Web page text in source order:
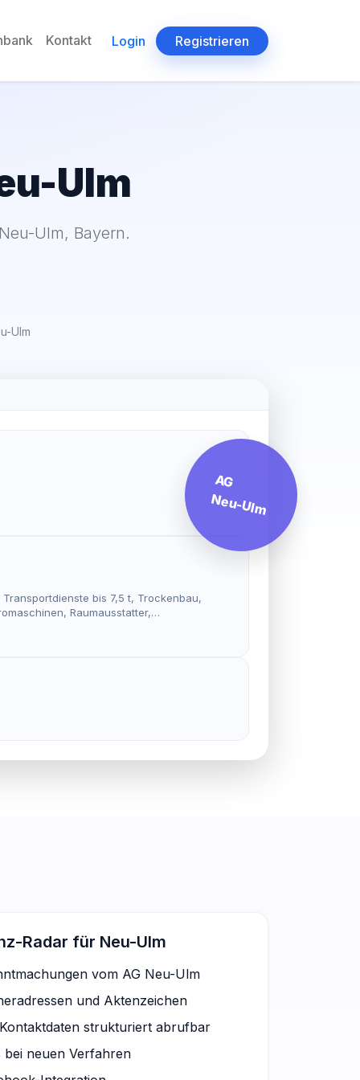
Kontakt Login Registrieren
Ulm
Ulm, Bayern.
Ulm
bis 7,5 t, Trockenbau,
Raumausstatter,
AG
Neu-Ulm
Radar für Neu-Ulm
vom AG Neu-Ulm
und Aktenzeichen
strukturiert abrufbar
neuen Verfahren